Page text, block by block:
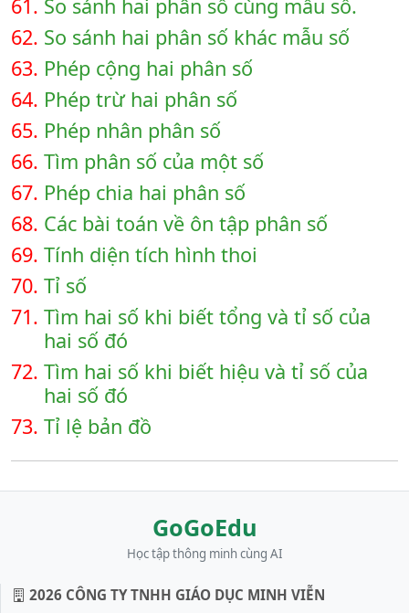
61. So sánh hai phân số cùng mẫu số.
62. So sánh hai phân số khác mẫu số
63. Phép cộng hai phân số
64. Phép trừ hai phân số
65. Phép nhân phân số
66. Tìm phân số của một số
67. Phép chia hai phân số
68. Các bài toán về ôn tập phân số
69. Tính diện tích hình thoi
70. Tỉ số
71. Tìm hai số khi biết tổng và tỉ số của
hai số đó
72. Tìm hai số khi biết hiệu và tỉ số của
hai số đó
73. Tỉ lệ bản đồ
GoGoEdu
Học tập thông minh cùng AI
2026 CÔNG TY TNHH GIÁO DỤC MINH VIỄN